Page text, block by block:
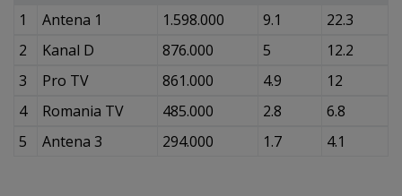
1
Antena 1 1.598.000 9.1
22.3
2
Kanal D 876.000 5
12.2
3
Pro TV 861.000 4.9
12
4
Romania TV 485.000 2.8
6.8
5
Antena 3 294.000 1.7 4.1